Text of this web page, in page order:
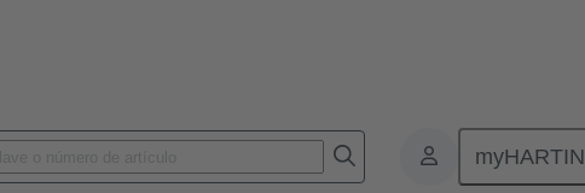
Contactos Eléctrico